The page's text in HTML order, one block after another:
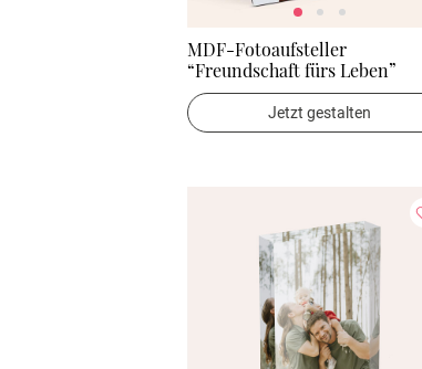
MDF-Fotoaufsteller
“Freundschaft fürs Leben”
Jetzt gestalten